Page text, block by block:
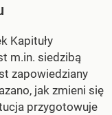
Kapituły
m.in. siedzibą
zapowiedziany
jak zmieni się
przygotowuje